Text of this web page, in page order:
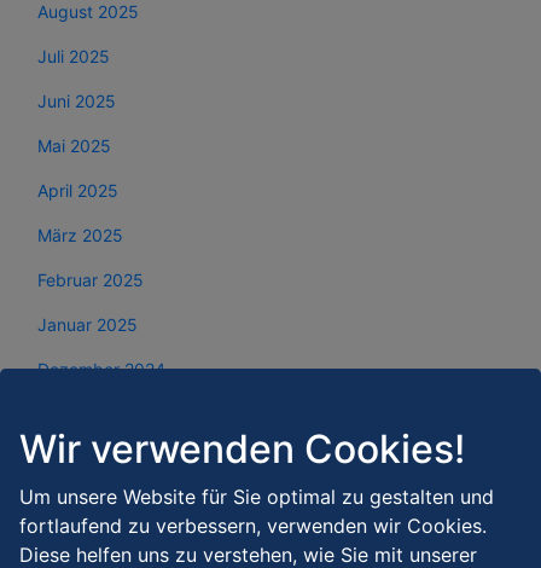
August 2025
Juli 2025
Juni 2025
Mai 2025
April 2025
März 2025
Februar 2025
Januar 2025
Dezember 2024
Oktober 2024
September 2024
August 2024
Wir verwenden Cookies!
Um unsere Website für Sie optimal zu gestalten und
fortlaufend zu verbessern, verwenden wir Cookies.
Diese helfen uns zu verstehen, wie Sie mit unserer